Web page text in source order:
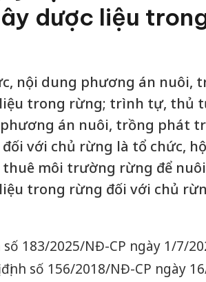
dược liệu
nội dung phương án nuôi,
trong rừng; trình tự, thủ
phương án nuôi, trồng phát
với chủ rừng là tổ chức,
thuê môi trường rừng để
trong rừng đối với chủ
183/2025/NĐ-CP ngày 1/7/
số 156/2018/NĐ-CP ngày